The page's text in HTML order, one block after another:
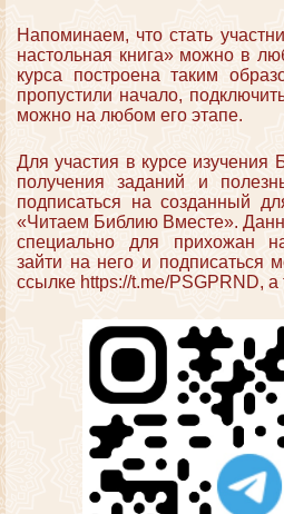
Напоминаем, что стать
настольная книга» можно в
курса построена таким
пропустили начало,
можно на любом его этапе.
Для участия в курсе изучения
получения заданий и
подписаться на созданный
«Читаем Библию Вместе».
специально для прихожан
зайти на него и подписаться
ссылке https://t.me/PSGPRND, а